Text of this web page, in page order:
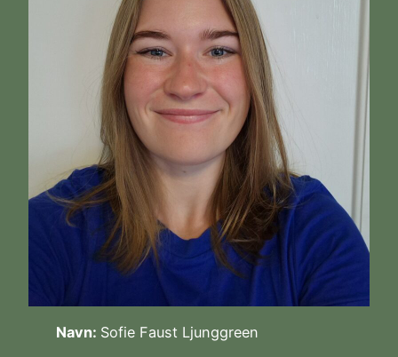
Navn: Sofie Faust Ljunggreen